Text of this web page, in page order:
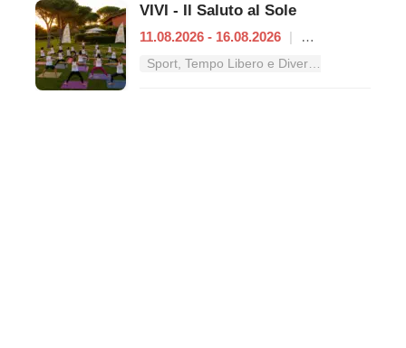
VIVI - Il Saluto al Sole
11.08.2026 - 16.08.2026 |